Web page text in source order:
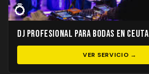
💍
DJ Profesional para Bodas en Ceuta
VER SERVICIO →